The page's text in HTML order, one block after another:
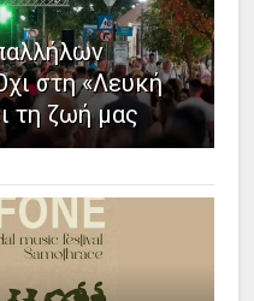
στη «Λευκή
τη ζωή μας